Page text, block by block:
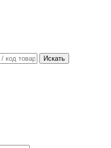
Искать